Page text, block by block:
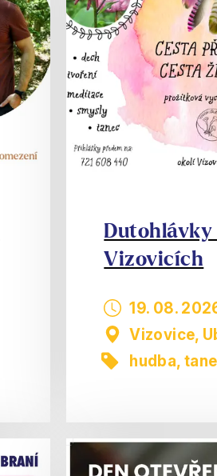
Dutohlávky
Vizovicích
19. 08.
Vizovice,
hudba,